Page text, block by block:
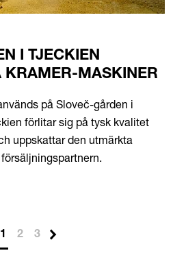
I TJECKIEN
KRAMER-MASKINER
på Sloveč-gården i
förlitar sig på tysk kvalitet
uppskattar den utmärkta
1 2 3